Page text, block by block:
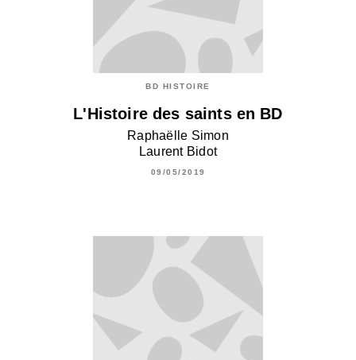
BD HISTOIRE
L'Histoire des saints en BD
Raphaëlle Simon
Laurent Bidot
09/05/2019